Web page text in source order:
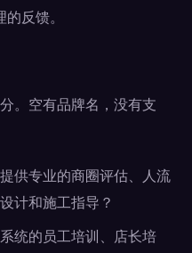
反馈。
。空有品牌名，没有支
供专业的商圈评估、人流
计和施工指导？
统的员工培训、店长培